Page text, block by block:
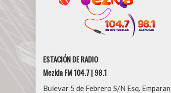
ESTACIÓN DE RADIO
Mezkla FM 104.7 | 98.1
Bulevar 5 de Febrero S/N Esq. Emparan